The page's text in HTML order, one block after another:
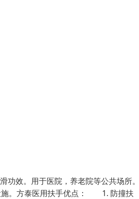
功效。用于医院，养老院等公共场所
施。方泰医用扶手优点： 1. 防撞扶